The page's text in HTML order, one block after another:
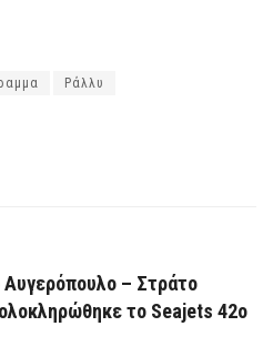
Ράλλυ
– Στράτο
το Seajets 42ο